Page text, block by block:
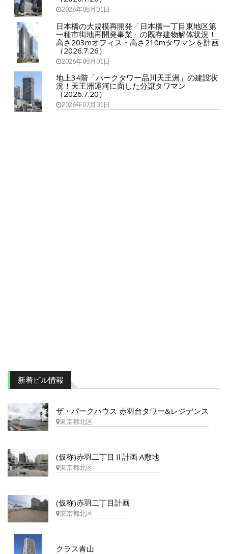
2026年08月01日
日本橋の大規模再開発「日本橋一丁目東地区第
一種市街地再開発事業」の既存建物解体状況！
高さ203mオフィス・高さ210mタワマンを計画
（2026.7.26）
2026年08月01日
地上34階「パークタワー品川天王洲」の建設状
況！天王洲運河に面した分譲タワマン
（2026.7.20）
2026年07月31日
新着ビル情報
ザ・パークハウス 赤羽台タワー&レジデンス
東京都北区
(仮称)赤羽二丁目Ⅱ計画 A敷地
東京都北区
(仮称)赤羽二丁目計画
東京都北区
クラス青山